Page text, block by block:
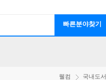
빠른분야찾기
웰컴 국내도서